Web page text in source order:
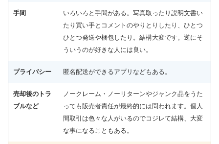
手間
いろいろと手間がある。写真取ったり説明文書い
たり買い手とコメントのやりとりしたり、ひとつ
ひとつ発送や梱包したり。結構大変です。逆にそ
ういうのが好きな人には良い。
プライバシー 匿名配送ができるアプリなどもある。
売却後のトラ
ブルなど
ノークレーム・ノーリターンやジャンク品をうた
っても販売者責任が最終的には問われます。個人
間取引は色々な人がいるのでコジレて結構、大変
な事になることもある。